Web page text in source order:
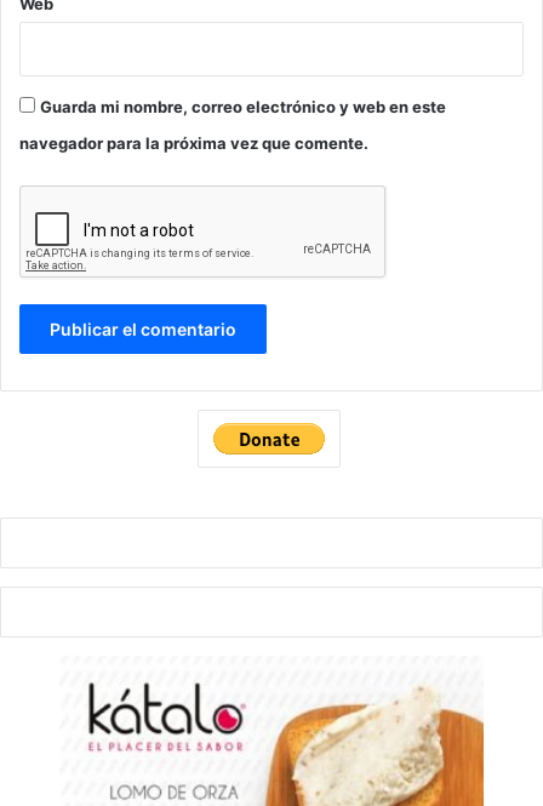
Guarda mi nombre, correo electrónico y web en este
navegador para la próxima vez que comente.